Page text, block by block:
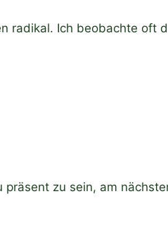
radikal. Ich beobachte oft
zu sein, am